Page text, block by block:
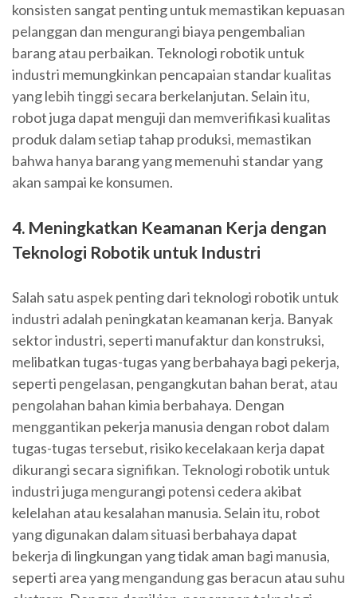
konsisten sangat penting untuk memastikan kepuasan
pelanggan dan mengurangi biaya pengembalian
barang atau perbaikan. Teknologi robotik untuk
industri memungkinkan pencapaian standar kualitas
yang lebih tinggi secara berkelanjutan. Selain itu,
robot juga dapat menguji dan memverifikasi kualitas
produk dalam setiap tahap produksi, memastikan
bahwa hanya barang yang memenuhi standar yang
akan sampai ke konsumen.
4. Meningkatkan Keamanan Kerja dengan
Teknologi Robotik untuk Industri
Salah satu aspek penting dari teknologi robotik untuk
industri adalah peningkatan keamanan kerja. Banyak
sektor industri, seperti manufaktur dan konstruksi,
melibatkan tugas-tugas yang berbahaya bagi pekerja,
seperti pengelasan, pengangkutan bahan berat, atau
pengolahan bahan kimia berbahaya. Dengan
menggantikan pekerja manusia dengan robot dalam
tugas-tugas tersebut, risiko kecelakaan kerja dapat
dikurangi secara signifikan. Teknologi robotik untuk
industri juga mengurangi potensi cedera akibat
kelelahan atau kesalahan manusia. Selain itu, robot
yang digunakan dalam situasi berbahaya dapat
bekerja di lingkungan yang tidak aman bagi manusia,
seperti area yang mengandung gas beracun atau suhu